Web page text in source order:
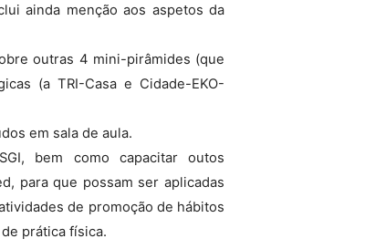
ainda menção aos aspetos da
outras 4 mini-pirâmides (que
(a TRI-Casa e Cidade-EKO-
em sala de aula.
bem como capacitar outos
para que possam ser aplicadas
de promoção de hábitos
prática física.